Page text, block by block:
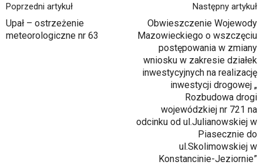
Poprzedni artykuł
Upał – ostrzeżenie
meteorologiczne nr 63
Następny artykuł
Obwieszczenie Wojewody
Mazowieckiego o wszczęciu
postępowania w zmiany
wniosku w zakresie działek
inwestycyjnych na realizację
inwestycji drogowej „
Rozbudowa drogi
wojewódzkiej nr 721 na
odcinku od ul.Julianowskiej w
Piasecznie do
ul.Skolimowskiej w
Konstancinie-Jeziornie”